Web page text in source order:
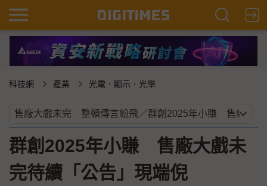
科技網 產業 光電．顯示．光學
群創2025年小賺 售廠大戲未
完待續「公告」現端倪